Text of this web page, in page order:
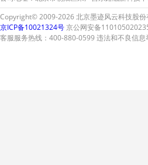
Copyright© 2009-2026 北京墨迹风云科技股
京ICP备10021324号京公网安备
客服服务热线：400-880-0599 违法和不良信